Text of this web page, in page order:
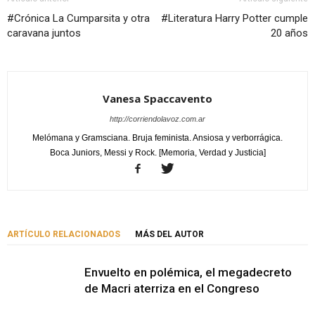
#Crónica La Cumparsita y otra
caravana juntos
#Literatura Harry Potter cumple
20 años
Vanesa Spaccavento
http://corriendolavoz.com.ar
Melómana y Gramsciana. Bruja feminista. Ansiosa y verborrágica.
Boca Juniors, Messi y Rock. [Memoria, Verdad y Justicia]
ARTÍCULO RELACIONADOS MÁS DEL AUTOR
Envuelto en polémica, el megadecreto
de Macri aterriza en el Congreso